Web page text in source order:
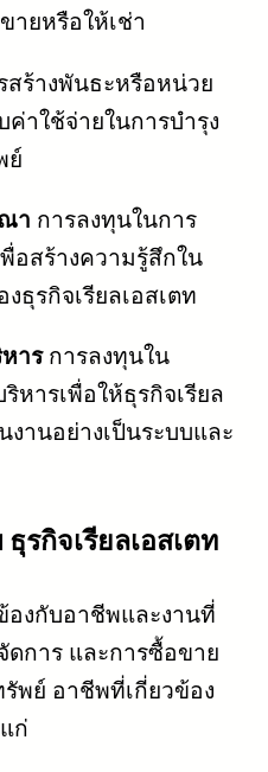
ายหรือให้เช่า
สร้างพันธะหรือหน่วย
ค่าใช้จ่ายในการบำรุง
ย์
า การลงทุนในการ
อสร้างความรู้สึกใน
ธุรกิจเรียลเอสเตท
ารการลงทุนใน
หารเพื่อให้ธุรกิจเรียล
งานอย่างเป็นระบบและ
รกิจเรียลเอสเตท
องกับอาชีพและงานที่
การ และการซื้อขาย
พย์ อาชีพที่เกี่ยวข้อง
ก่